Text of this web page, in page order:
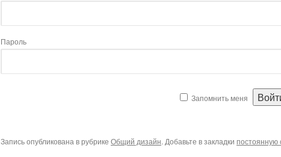
Пароль
Запомнить меня
Запись опубликована в рубрике Общий дизайн. Добавьте в закладки постоянную